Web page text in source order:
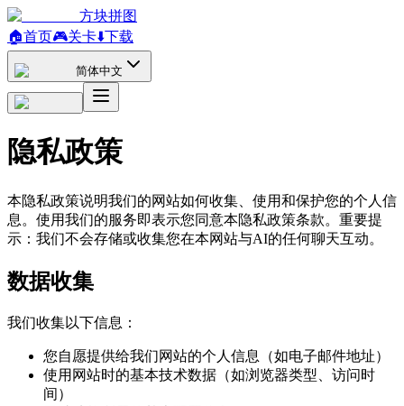
方块拼图
🏠首页🎮关卡⬇️下载
简体中文
隐私政策
本隐私政策说明我们的网站如何收集、使用和保护您的个人信
息。使用我们的服务即表示您同意本隐私政策条款。重要提
示：我们不会存储或收集您在本网站与AI的任何聊天互动。
数据收集
我们收集以下信息：
您自愿提供给我们网站的个人信息（如电子邮件地址）
使用网站时的基本技术数据（如浏览器类型、访问时
间）